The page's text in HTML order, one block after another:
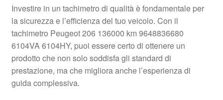
Termini e condizioni
Investire in un tachimetro di qualità è fondamentale per
la sicurezza e l’efficienza del tuo veicolo. Con il
tachimetro Peugeot 206 136000 km 9648836680
6104VA 6104HY, puoi essere certo di ottenere un
prodotto che non solo soddisfa gli standard di
prestazione, ma che migliora anche l’esperienza di
guida complessiva.